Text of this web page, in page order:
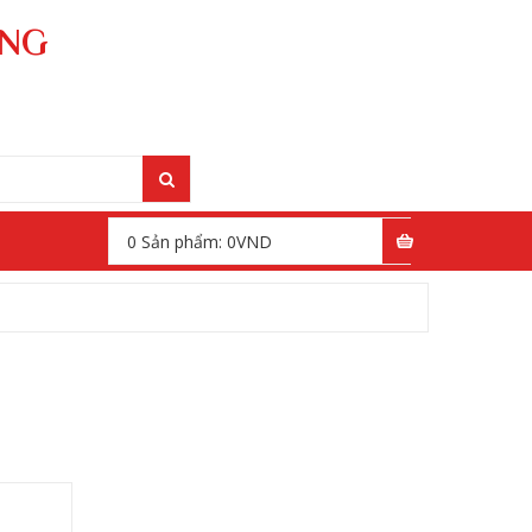
0 Sản phẩm: 0VND